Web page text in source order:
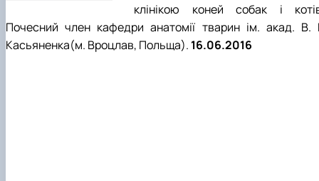
клінікою коней собак і
Почесний член кафедри анатомії тварин ім. акад. В.
Касьяненка(м. Вроцлав, Польща). 16.06.2016